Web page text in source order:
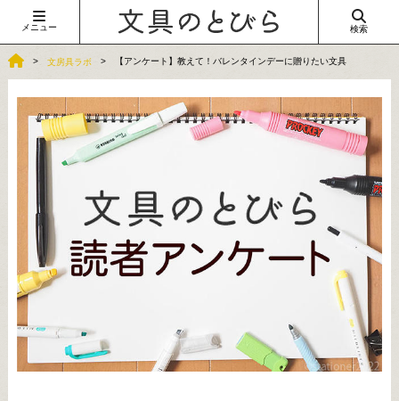
メニュー 検索
文房具ラボ 【アンケート】教えて！バレンタインデーに贈りたい文具